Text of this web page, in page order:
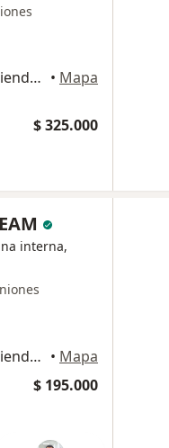
Calle 114 #6a-92. Lc D402. C.C. Hacienda Santa Barbara, Bogotá • Mapa
$ 325.000
interna,
Calle 114 #6a-92. Lc D402. C.C. Hacienda Santa Barbara, Bogotá • Mapa
$ 195.000